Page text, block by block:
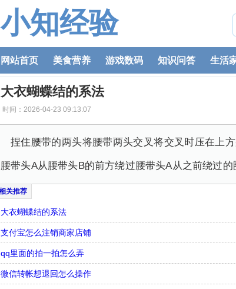
小知经验
网站首页 美食营养 游戏数码 知识问答 生活
大衣蝴蝶结的系法
时间：2026-04-23 09:13:07
捏住腰带的两头将腰带两头交叉将交叉时压在上
腰带头A从腰带头B的前方绕过腰带头A从之前绕过的
大衣蝴蝶结的系法
支付宝怎么注销商家店铺
qq里面的拍一拍怎么弄
微信转帐想退回怎么操作